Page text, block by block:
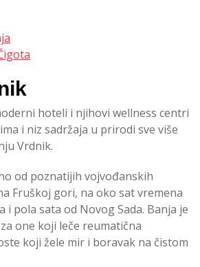
hoteli i njihovi wellness centri
i niz sadržaja u prirodi sve više
Vrdnik.
od poznatijih vojvođanskih
Fruškoj gori, na oko sat vremena
i pola sata od Novog Sada. Banja je
one koji leče reumatična
koji žele mir i boravak na čistom